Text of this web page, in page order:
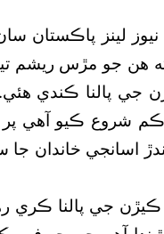
لينز پاڪستان سان
ته هن جو مڙس ريشم
شروع ڪيو آهي پر
اسانجي خاندان جا
اندر ريشم جي ڪيڙن جي